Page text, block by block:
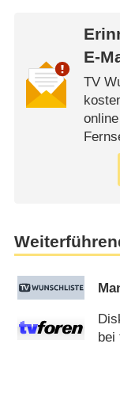
E-
TV
bei